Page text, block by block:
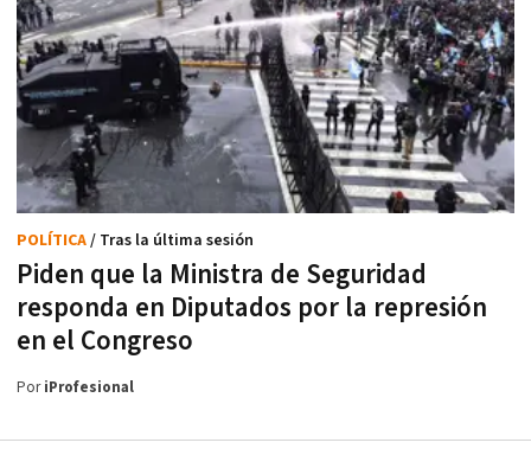
Piden que la Ministra de Seguridad
responda en Diputados por la represión
en el Congreso
POLÍTICA/ Tras la última sesión
PoriProfesional